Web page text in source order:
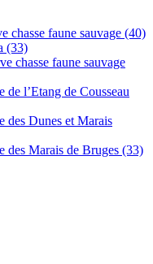
chasse faune sauvage (40)
(33)
chasse faune sauvage
l’Etang de Cousseau
des Dunes et Marais
des Marais de Bruges (33)